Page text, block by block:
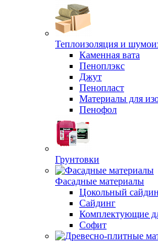
Теплоизоляция и
Каменная вата
Пеноплэкс
Джут
Пенопласт
Материалы для
Пенофол
Грунтовки
Фасадные материалы
Цокольный
Сайдинг
Комплектующие
Софит